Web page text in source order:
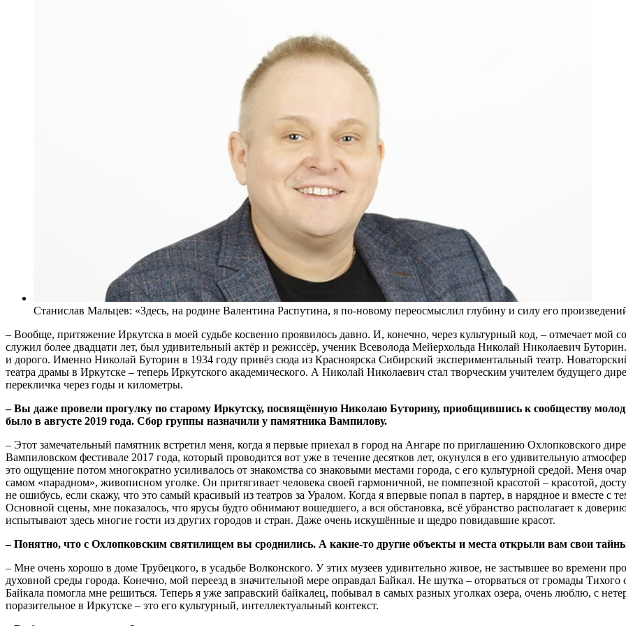
Станислав Мальцев: «Здесь, на родине Валентина Распутина, я по-новому переосмыслил глубину и силу его
– Вообще, притяжение Иркутска в моей судьбе косвенно проявилось давно. И, конечно, через культурный код, – отмечает мой
служил более двадцати лет, был удивительный актёр и режиссёр, ученик Всеволода Мейерхольда Николай Николаевич
и дорого. Именно Николай Буторин в 1934 году привёз сюда из Красноярска Сибирский экспериментальный театр.
театра драмы в Иркутске – теперь Иркутского академического. А Николай Николаевич стал творческим учителем будущего
перекличка через годы и километры.
– Вы даже провели прогулку по старому Иркутску, посвящённую Николаю Буторину, приобщившись к сообществу
было в августе 2019 года. Сбор группы назначили у памятника Вампилову.
– Этот замечательный памятник встретил меня, когда я первые приехал в город на Ангаре по приглашению Охлопковского
Вампиловском фестивале 2017 года, который проводится вот уже в течение десятков лет, окунулся в его удивительную
это ощущение потом многократно усиливалось от знакомства со знаковыми местами города, с его культурной средой. Меня
самом «парадном», живописном уголке. Он притягивает человека своей гармоничной, не помпезной красотой – красотой,
не ошибусь, если скажу, что это самый красивый из театров за Уралом. Когда я впервые попал в партер, в нарядное и вместе с
Основной сцены, мне показалось, что ярусы будто обнимают вошедшего, а вся обстановка, всё убранство располагает к
испытывают здесь многие гости из других городов и стран. Даже очень искушённые и щедро повидавшие красот.
– Понятно, что с Охлопковским святилищем вы сроднились. А какие-то другие объекты и места открыли вам свои
– Мне очень хорошо в доме Трубецкого, в усадьбе Волконского. У этих музеев удивительно живое, не застывшее во времени
духовной среды города. Конечно, мой переезд в значительной мере оправдал Байкал. Не шутка – оторваться от громады
Байкала помогла мне решиться. Теперь я уже заправский байкалец, побывал в самых разных уголках озера, очень люблю, с
поразительное в Иркутске – это его культурный, интеллектуальный контекст.